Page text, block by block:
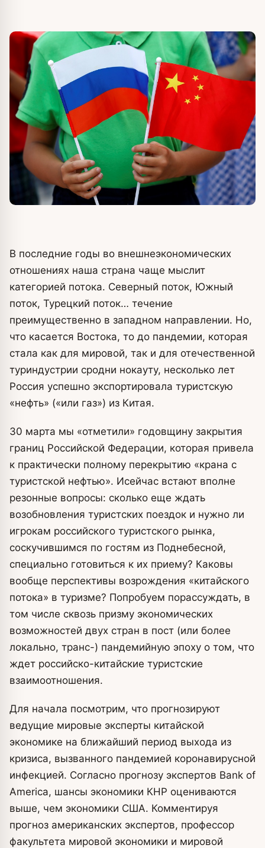
В последние годы во внешнеэкономических
отношениях наша страна чаще мыслит
категорией потока. Северный поток, Южный
поток, Турецкий поток… течение
преимущественно в западном направлении. Но,
что касается Востока, то до пандемии, которая
стала как для мировой, так и для отечественной
туриндустрии сродни нокауту, несколько лет
Россия успешно экспортировала туристскую
«нефть» («или газ») из Китая.
30 марта мы «отметили» годовщину закрытия
границ Российской Федерации, которая привела
к практически полному перекрытию «крана с
туристской нефтью». Исейчас встают вполне
резонные вопросы: сколько еще ждать
возобновления туристских поездок и нужно ли
игрокам российского туристского рынка,
соскучившимся по гостям из Поднебесной,
специально готовиться к их приему? Каковы
вообще перспективы возрождения «китайского
потока» в туризме? Попробуем порассуждать, в
том числе сквозь призму экономических
возможностей двух стран в пост (или более
локально, транс-) пандемийную эпоху о том, что
ждет российско-китайские туристские
взаимоотношения.
Для начала посмотрим, что прогнозируют
ведущие мировые эксперты китайской
экономике на ближайший период выхода из
кризиса, вызванного пандемией коронавирусной
инфекцией. Согласно прогнозу экспертов Bank of
America, шансы экономики КНР оцениваются
выше, чем экономики США. Комментируя
прогноз американских экспертов, профессор
факультета мировой экономики и мировой